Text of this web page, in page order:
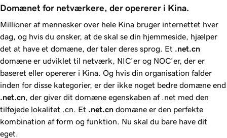
Domænet for netværkere, der opererer i Kina.
Millioner af mennesker over hele Kina bruger internettet hver
dag, og hvis du ønsker, at de skal se din hjemmeside, hjælper
det at have et domæne, der taler deres sprog. Et .net.cn
domæne er udviklet til netværk, NIC'er og NOC'er, der er
baseret eller opererer i Kina. Og hvis din organisation falder
inden for disse kategorier, er der ikke noget bedre domæne end
.net.cn , der giver dit domæne egenskaben af .net med den
tilføjede lokalitet .cn. Et .net.cn domæne er den perfekte
kombination af form og funktion. Nu skal du bare have dit
eget.